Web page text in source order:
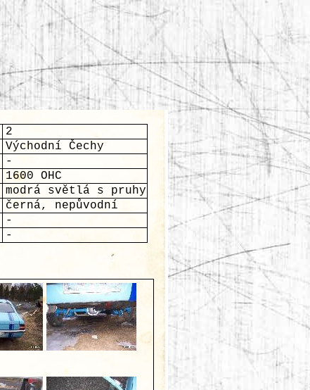
2
Východní Čechy
-
1600 OHC
modrá světlá s pruhy
černá, nepůvodní
-
-